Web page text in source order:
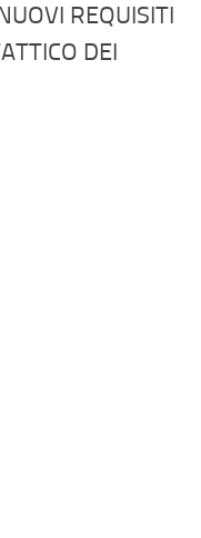
REQUISITI
DEI